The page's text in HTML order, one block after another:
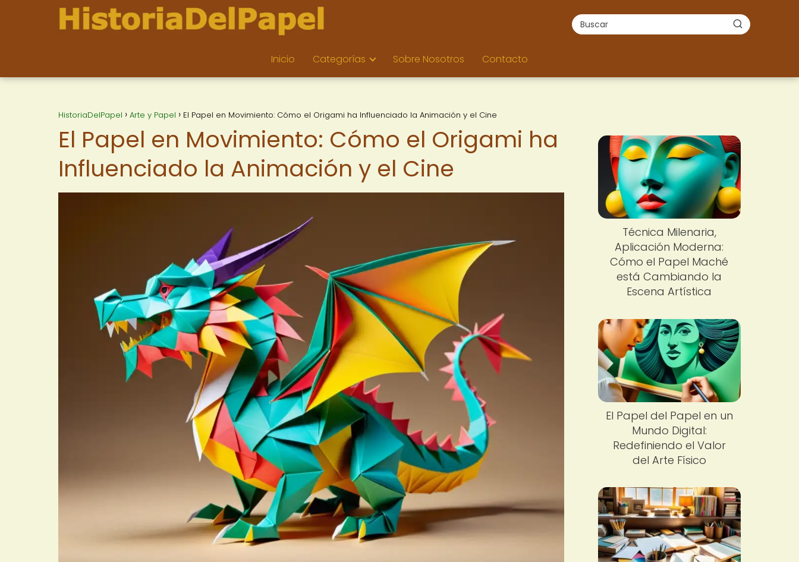
Inicio Categorías Sobre Nosotros Contacto
HistoriaDelPapel Arte y Papel El Papel en Movimiento: Cómo el Origami ha Influenciado la Animación y el Cine
El Papel en Movimiento: Cómo el Origami ha
Influenciado la Animación y el Cine
Técnica Milenaria,
Aplicación Moderna:
Cómo el Papel Maché
está Cambiando la
Escena Artística
El Papel del Papel en un
Mundo Digital:
Redefiniendo el Valor
del Arte Físico